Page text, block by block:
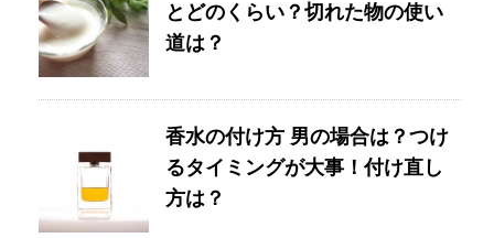
とどのくらい？切れた物の使い
道は？
香水の付け方 男の場合は？つけ
るタイミングが大事！付け直し
方は？